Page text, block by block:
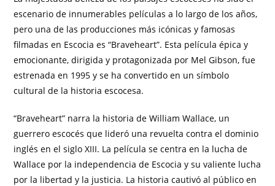
escenario de innumerables películas a lo largo de los años,
pero una de las producciones más icónicas y famosas
filmadas en Escocia es “Braveheart”. Esta película épica y
emocionante, dirigida y protagonizada por Mel Gibson, fue
estrenada en 1995 y se ha convertido en un símbolo
cultural de la historia escocesa.
“Braveheart” narra la historia de William Wallace, un
guerrero escocés que lideró una revuelta contra el dominio
inglés en el siglo XIII. La película se centra en la lucha de
Wallace por la independencia de Escocia y su valiente lucha
por la libertad y la justicia. La historia cautivó al público en